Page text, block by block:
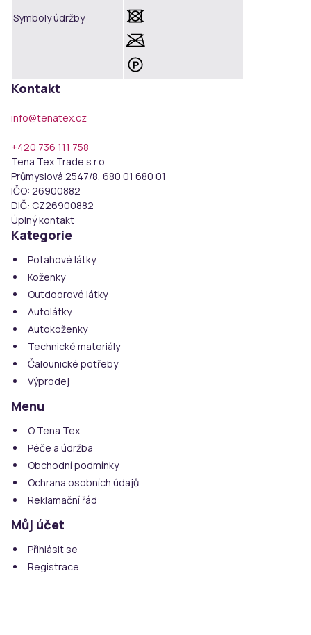
Symboly údržby
Kontakt
info@tenatex.cz
+420 736 111 758
Tena Tex Trade s.r.o.
Průmyslová 2547/8, 680 01 680 01
IČO: 26900882
DIČ: CZ26900882
Úplný kontakt
Kategorie
Potahové látky
Koženky
Outdoorové látky
Autolátky
Autokoženky
Technické materiály
Čalounické potřeby
Výprodej
Menu
O Tena Tex
Péče a údržba
Obchodní podmínky
Ochrana osobních údajů
Reklamační řád
Můj účet
Přihlásit se
Registrace